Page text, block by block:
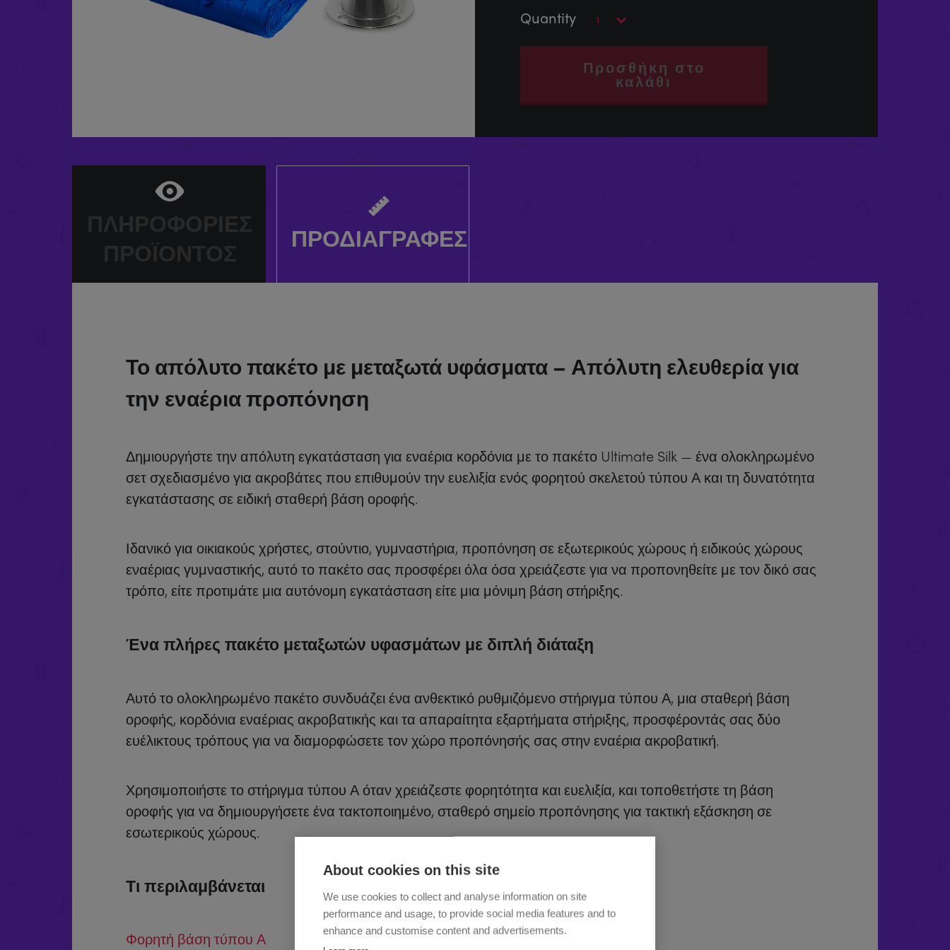
Προσθήκη στο
καλάθι
ΠΡΟΔΙΑΓΡΑΦΈΣ
Το απόλυτο πακέτο με μεταξωτά υφάσματα – Απόλυτη ελευθερία για
την εναέρια προπόνηση
Δημιουργήστε την απόλυτη εγκατάσταση για εναέρια κορδόνια με το πακέτο Ultimate Silk — ένα ολοκληρωμένο
σετ σχεδιασμένο για ακροβάτες που επιθυμούν την ευελιξία ενός φορητού σκελετού τύπου Α και τη δυνατότητα
εγκατάστασης σε ειδική σταθερή βάση οροφής.
Ιδανικό για οικιακούς χρήστες, στούντιο, γυμναστήρια, προπόνηση σε εξωτερικούς χώρους ή ειδικούς χώρους
εναέριας γυμναστικής, αυτό το πακέτο σας προσφέρει όλα όσα χρειάζεστε για να προπονηθείτε με τον δικό σας
τρόπο, είτε προτιμάτε μια αυτόνομη εγκατάσταση είτε μια μόνιμη βάση στήριξης.
Ένα πλήρες πακέτο μεταξωτών υφασμάτων με διπλή διάταξη
Αυτό το ολοκληρωμένο πακέτο συνδυάζει ένα ανθεκτικό ρυθμιζόμενο στήριγμα τύπου Α, μια σταθερή βάση
οροφής, κορδόνια εναέριας ακροβατικής και τα απαραίτητα εξαρτήματα στήριξης, προσφέροντάς σας δύο
ευέλικτους τρόπους για να διαμορφώσετε τον χώρο προπόνησής σας στην εναέρια ακροβατική.
Χρησιμοποιήστε το στήριγμα τύπου Α όταν χρειάζεστε φορητότητα και ευελιξία, και τοποθετήστε τη βάση
οροφής για να δημιουργήσετε ένα τακτοποιημένο, σταθερό σημείο προπόνησης για τακτική εξάσκηση σε
εσωτερικούς χώρους.
Τι περιλαμβάνεται
Φορητή βάση τύπου Α
About cookies on this site
We use cookies to collect and analyse information on site
performance and usage, to provide social media features and to
enhance and customise content and advertisements.